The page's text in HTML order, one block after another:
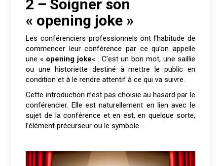
2 – Soigner son
« opening joke »
Les conférenciers professionnels ont l’habitude de
commencer leur conférence par ce qu’on appelle
une « opening joke« . C’est un bon mot, une saillie
ou une historiette destiné à mettre le public en
condition et à le rendre attentif à ce qui va suivre.
Cette introduction n’est pas choisie au hasard par le
conférencier. Elle est naturellement en lien avec le
sujet de la conférence et en est, en quelque sorte,
l’élément précurseur ou le symbole.